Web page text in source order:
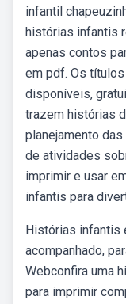
infantil
histórias infantis
apenas contos
em pdf. Os
disponíveis,
trazem histórias
planejamento
de atividades
imprimir e usar
infantis para
Histórias infantis
acompanhado,
Webconfira uma
para imprimir